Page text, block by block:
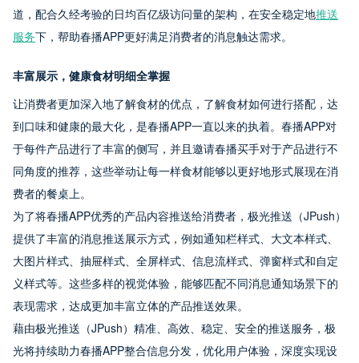
道，配合久经考验的日均百亿级访问量的架构，在安全稳定地推送
服务下，帮助春播APP更好满足消费者的消息触达需求。
丰富展示，健康食材明细全掌握
让消费者更加深入地了解食材的优点，了解食材如何进行搭配，达
到口味和健康的最大化，是春播APP一直以来的执着。春播APP对
于每件产品进行了丰富的侧写，并且邀请春播买手对于产品进行不
同角度的推荐，这些举动让每一样食材能够以更好地形式展现在消
费者的餐桌上。
为了将春播APP优秀的产品内容推送给消费者，极光推送（JPush）
提供了丰富的消息推送展示方式，例如通知栏样式、大文本样式、
大图片样式、抽屉样式、全屏样式、信息流样式、弹窗样式和自定
义样式等。这些多样的视觉体验，能够匹配不同消息通知场景下的
表现需求，达成更加丰富立体的产品推送效果。
藉由极光推送（JPush）精准、高效、稳定、安全的推送服务，极
光将持续助力春播APP整合信息分发，优化用户体验，深度实现设